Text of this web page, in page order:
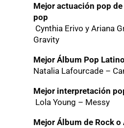
Mejor actuación pop
pop
Cynthia Erivo y Ariana
Gravity
Mejor Álbum Pop Latino
Natalia Lafourcade –
Mejor interpretación
Lola Young – Messy
Mejor Álbum de Rock